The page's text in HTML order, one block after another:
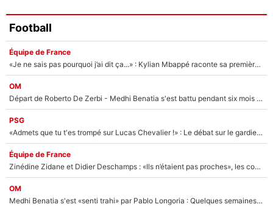
Football
Équipe de France
«Je ne sais pas pourquoi j’ai dit ça...» : Kylian Mbappé raconte sa première rencontre avec Zinédine Zidane (et c’est très drôle)
OM
Départ de Roberto De Zerbi - Medhi Benatia s'est battu pendant six mois pour le retenir à l'OM, le PSG a été le naufrage de trop : «Je pars avec toi»
PSG
«Admets que tu t'es trompé sur Lucas Chevalier !» : Le débat sur le gardien du PSG vire au clash à l'After Foot
Équipe de France
Zinédine Zidane et Didier Deschamps : «Ils n’étaient pas proches», les confidences d’un membre de l’équipe de France 1998 sur leur relation spéciale
OM
Medhi Benatia s'est «senti trahi» par Pablo Longoria : Quelques semaines après son départ, l'ancien directeur de football de l'OM règle ses comptes